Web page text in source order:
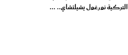
التركية نورغول يشيلتشاي.. ...